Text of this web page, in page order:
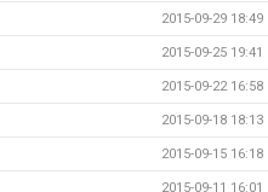
2015-09-29 18:49
2015-09-25 19:41
2015-09-22 16:58
2015-09-18 18:13
2015-09-15 16:18
2015-09-11 16:01